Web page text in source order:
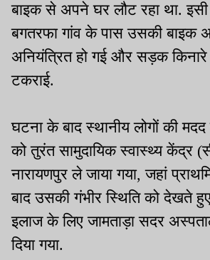
बाइक से अपने घर लौट रहा था. इसी
बगतरफा गांव के पास उसकी बाइक
अनियंत्रित हो गई और सड़क
टकराई.
घटना के बाद स्थानीय लोगों की
को तुरंत सामुदायिक स्वास्थ्य केंद्र
नारायणपुर ले जाया गया, जहां
बाद उसकी गंभीर स्थिति को देखते
इलाज के लिए जामताड़ा सदर
दिया गया.